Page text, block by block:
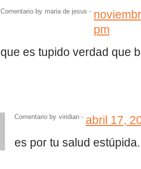
Comentario by maria de jesus -
pm
que es tupido verdad que
Comentario by viridian - abril 17,
es por tu salud estúpida.